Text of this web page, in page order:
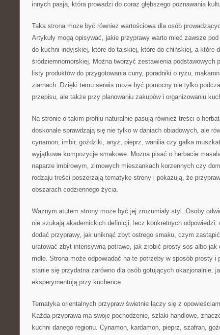
innych pasja, która prowadzi do coraz głębszego poznawania
Taka strona może być również wartościowa dla osób
Artykuły mogą opisywać, jakie przyprawy warto mieć zawsze
do kuchni indyjskiej, które do tajskiej, które do chińskiej, a które
śródziemnomorskiej. Można tworzyć zestawienia podstawowych
listy produktów do przygotowania curry, poradniki o ryżu,
ziarnach. Dzięki temu serwis może być pomocny nie tylko
przepisu, ale także przy planowaniu zakupów i organizowaniu
Na stronie o takim profilu naturalnie pasują również treści o
doskonale sprawdzają się nie tylko w daniach obiadowych, ale
cynamon, imbir, goździki, anyż, pieprz, wanilia czy gałka
wyjątkowe kompozycje smakowe. Można pisać o herbacie
naparze imbirowym, zimowych mieszankach korzennych czy
rodzaju treści poszerzają tematykę strony i pokazują, że
obszarach codziennego życia.
Ważnym atutem strony może być jej zrozumiały styl. Osoby
nie szukają akademickich definicji, lecz konkretnych odpowiedzi:
dodać przyprawy, jak uniknąć zbyt ostrego smaku, czym
uratować zbyt intensywną potrawę, jak zrobić prosty sos albo jak
mdłe. Strona może odpowiadać na te potrzeby w sposób prosty
stanie się przydatna zarówno dla osób gotujących okazjonalnie,
eksperymentują przy kuchence.
Tematyka orientalnych przypraw świetnie łączy się z
Każda przyprawa ma swoje pochodzenie, szlaki handlowe,
kuchni danego regionu. Cynamon, kardamon, pieprz, szafran,